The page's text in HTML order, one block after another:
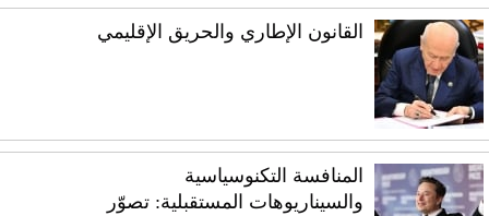
القانون الإطاري والحريق الإقليمي
المنافسة التكنوسياسية
والسيناريوهات المستقبلية: تصوّر